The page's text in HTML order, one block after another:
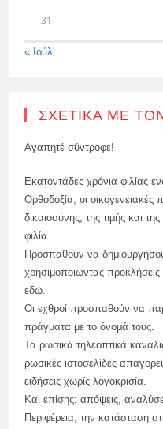
31
« Ιούλ
ΣΧΕΤΙΚΆ ΜΕ
Αγαπητέ σύντροφε!
Εκατοντάδες χρόνια φιλίας
Ορθοδοξία, οι οικογενειακές
δικαιοσύνης, της τιμής και
φιλία.
Προσπαθούν να
χρησιμοποιώντας
εδώ.
Οι εχθροί προσπαθούν να
πράγματα με το όνομά τους.
Τα ρωσικά τηλεοπτικά
ρωσικές ιστοσελίδες
ειδήσεις χωρίς λογοκρισία.
Και επίσης: απόψεις,
Περιφέρεια, την κατάσταση